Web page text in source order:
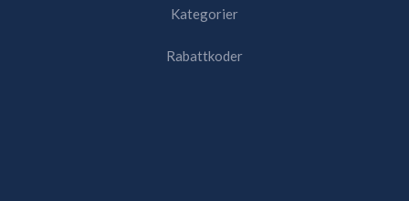
Kategorier
Rabattkoder